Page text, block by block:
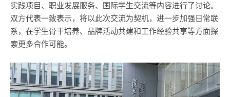
实践项目、职业发展服务、国际学生交流等内容进行了讨论。
双方代表一致表示，将以此次交流为契机，进一步加强日常联
系，在学生骨干培养、品牌活动共建和工作经验共享等方面探
索更多合作可能。